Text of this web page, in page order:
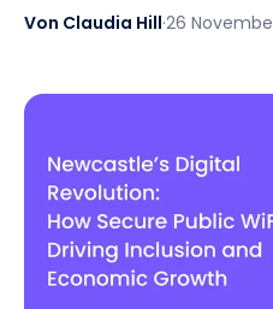
Von Claudia Hill·26